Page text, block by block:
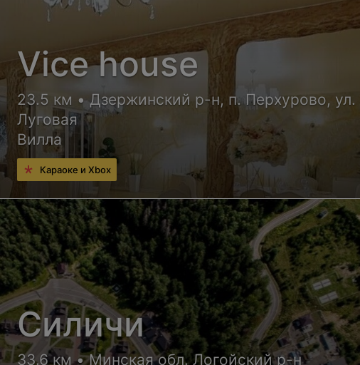
Vice house
23.5 км • Дзержинский р-н, п. Перхурово, ул.
Луговая
Вилла
Караоке и Xbox
Силичи
33.6 км • Минская обл. Логойский р-н